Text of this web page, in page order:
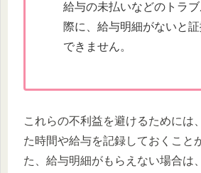
給与の未払いなどのトラ
際に、給与明細がないと
できません。
これらの不利益を避けるためには
た時間や給与を記録しておくこと
た、給与明細がもらえない場合は